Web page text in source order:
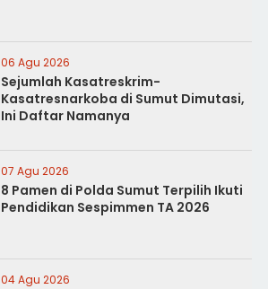
06 Agu 2026
Sejumlah Kasatreskrim-
Kasatresnarkoba di Sumut Dimutasi,
Ini Daftar Namanya
07 Agu 2026
8 Pamen di Polda Sumut Terpilih Ikuti
Pendidikan Sespimmen TA 2026
04 Agu 2026